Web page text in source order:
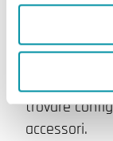
Exigo Ardo
24V
trovare
accessori.